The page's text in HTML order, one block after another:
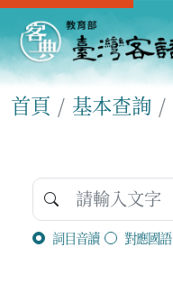
首頁 基本查詢
詞目音讀 對應國語